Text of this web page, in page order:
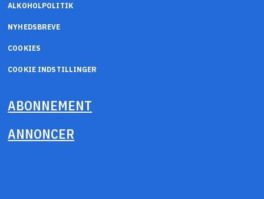
ALKOHOLPOLITIK
NYHEDSBREVE
COOKIES
COOKIE INDSTILLINGER
ABONNEMENT
ANNONCER